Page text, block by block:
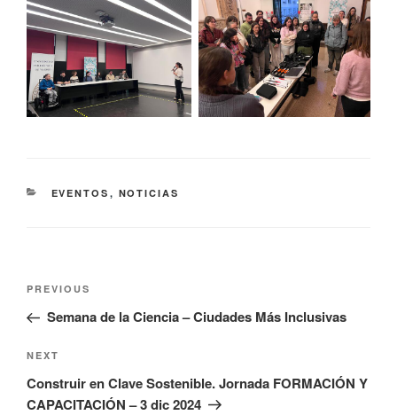
CATEGORIES
EVENTOS , NOTICIAS
Navegación
entradas
Previous
Post
PREVIOUS
Semana de la Ciencia – Ciudades Más Inclusivas
Next
Post
NEXT
Construir en Clave Sostenible. Jornada FORMACIÓN Y
CAPACITACIÓN – 3 dic 2024